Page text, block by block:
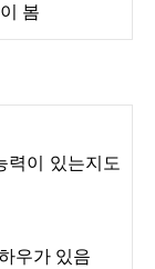
봄
력이 있는지도
우가 있음